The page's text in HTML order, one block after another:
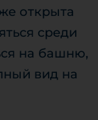
открыта
среди
на башню,
вид на